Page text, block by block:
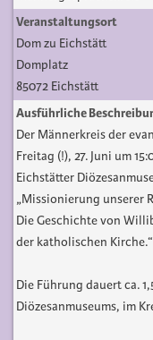
Veranstaltungsort
Dom zu Eichstätt
Domplatz
85072 Eichstätt
Ausführliche
Der Männerkreis der
Freitag (!), 27. Juni um
Eichstätter
„Missionierung unserer
Die Geschichte von
der katholischen Kirche.“
Die Führung dauert ca.
Diözesanmuseums, im